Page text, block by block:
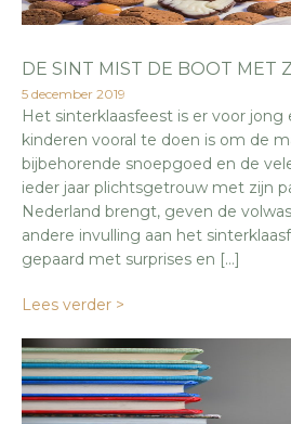
DE SINT MIST DE BOOT MET
5 december 2019
Het sinterklaasfeest is er voor jong
kinderen vooral te doen is om de
bijbehorende snoepgoed en de
ieder jaar plichtsgetrouw met zijn
Nederland brengt, geven de
andere invulling aan het
gepaard met surprises en […]
Lees verder >